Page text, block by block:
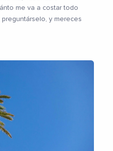
me va a costar todo
y mereces